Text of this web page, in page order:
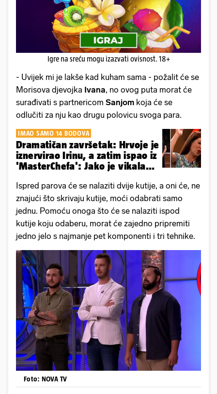
Igre na sreću mogu izazvati ovisnost. 18+
- Uvijek mi je lakše kad kuham sama - požalit će se
Morisova djevojka Ivana, no ovog puta morat će
surađivati s partnericom Sanjom koja će se
odlučiti za nju kao drugu polovicu svoga para.
IMAO SAMO 14 BODOVA
Dramatičan završetak: Hrvoje je
iznervirao Irinu, a zatim ispao iz
'MasterChefa': Jako je vikala...
Ispred parova će se nalaziti dvije kutije, a oni će, ne
znajući što skrivaju kutije, moći odabrati samo
jednu. Pomoću onoga što će se nalaziti ispod
kutije koju odaberu, morat će zajedno pripremiti
jedno jelo s najmanje pet komponenti i tri tehnike.
Foto: NOVA TV